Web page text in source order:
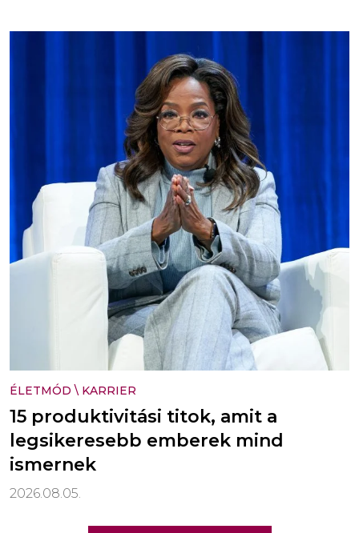
ÉLETMÓD \ KARRIER
15 produktivitási titok, amit a
legsikeresebb emberek mind
ismernek
2026.08.05.